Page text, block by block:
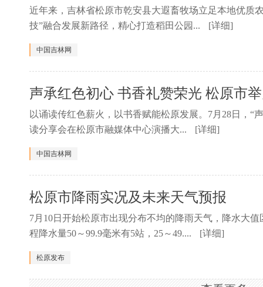
近年来，吉林省松原市乾安县大遐畜牧场立足本地优质
技”融合发展新路径，精心打造稻田公园...
[详细]
中国吉林网
声承红色初心 书香礼赞荣光 松原市
以诵读传红色薪火，以书香赋能松原发展。7月28日，“
读分享会在松原市融媒体中心演播大...
[详细]
中国吉林网
松原市降雨实况及未来天气预报
7月10日开始松原市出现分布不均的降雨天气，降水大
程降水量50～99.9毫米有5站，25～49....
[详细]
松原发布